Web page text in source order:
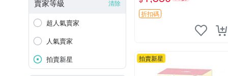
賣家等級 清除
超人氣賣家
人氣賣家
拍賣新星
如圖。所見即所得，毛絨精
品嚴選推薦。 中古收藏
折扣碼
拍賣新星